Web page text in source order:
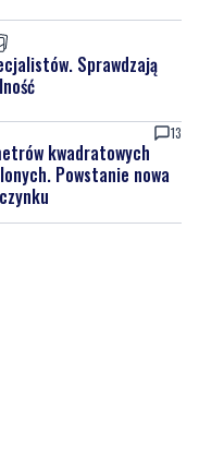
Sprawdzają
13
kwadratowych
Powstanie nowa